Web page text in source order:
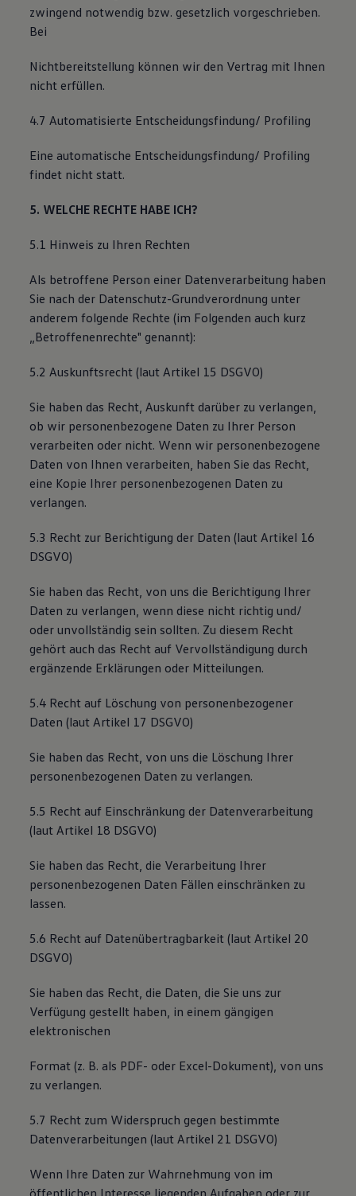
zwingend notwendig bzw. gesetzlich vorgeschrieben.
Bei
Nichtbereitstellung können wir den Vertrag mit Ihnen
nicht erfüllen.
4.7 Automatisierte Entscheidungsfindung/ Profiling
Eine automatische Entscheidungsfindung/ Profiling
findet nicht statt.
5. WELCHE RECHTE HABE ICH?
5.1 Hinweis zu Ihren Rechten
Als betroffene Person einer Datenverarbeitung haben
Sie nach der Datenschutz-Grundverordnung unter
anderem folgende Rechte (im Folgenden auch kurz
„Betroffenenrechte" genannt):
5.2 Auskunftsrecht (laut Artikel 15 DSGVO)
Sie haben das Recht, Auskunft darüber zu verlangen,
ob wir personenbezogene Daten zu Ihrer Person
verarbeiten oder nicht. Wenn wir personenbezogene
Daten von Ihnen verarbeiten, haben Sie das Recht,
eine Kopie Ihrer personenbezogenen Daten zu
verlangen.
5.3 Recht zur Berichtigung der Daten (laut Artikel 16
DSGVO)
Sie haben das Recht, von uns die Berichtigung Ihrer
Daten zu verlangen, wenn diese nicht richtig und/
oder unvollständig sein sollten. Zu diesem Recht
gehört auch das Recht auf Vervollständigung durch
ergänzende Erklärungen oder Mitteilungen.
5.4 Recht auf Löschung von personenbezogener
Daten (laut Artikel 17 DSGVO)
Sie haben das Recht, von uns die Löschung Ihrer
personenbezogenen Daten zu verlangen.
5.5 Recht auf Einschränkung der Datenverarbeitung
(laut Artikel 18 DSGVO)
Sie haben das Recht, die Verarbeitung Ihrer
personenbezogenen Daten Fällen einschränken zu
lassen.
5.6 Recht auf Datenübertragbarkeit (laut Artikel 20
DSGVO)
Sie haben das Recht, die Daten, die Sie uns zur
Verfügung gestellt haben, in einem gängigen
elektronischen
Format (z. B. als PDF- oder Excel-Dokument), von uns
zu verlangen.
5.7 Recht zum Widerspruch gegen bestimmte
Datenverarbeitungen (laut Artikel 21 DSGVO)
Wenn Ihre Daten zur Wahrnehmung von im
öffentlichen Interesse liegenden Aufgaben oder zur